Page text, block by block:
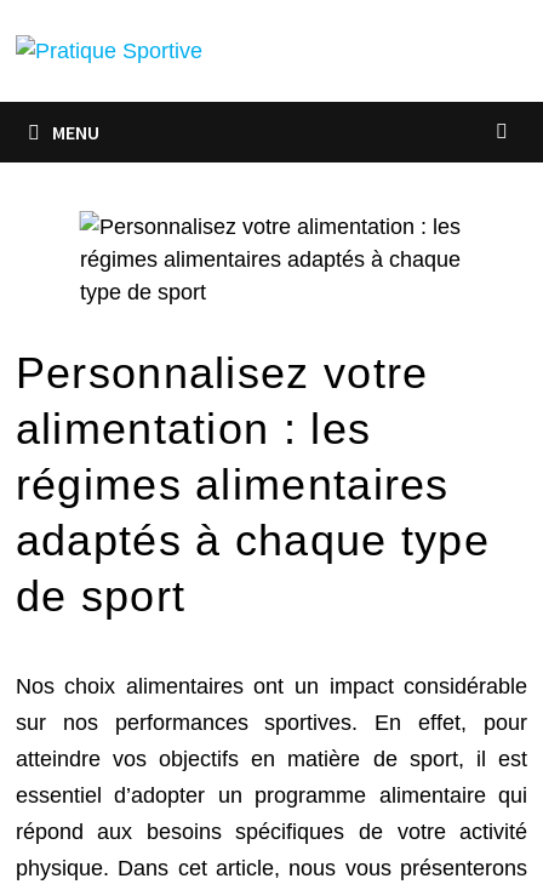
MENU
Personnalisez votre
alimentation : les
régimes alimentaires
adaptés à chaque type
de sport
Nos choix alimentaires ont un impact considérable
sur nos performances sportives. En effet, pour
atteindre vos objectifs en matière de sport, il est
essentiel d’adopter un programme alimentaire qui
répond aux besoins spécifiques de votre activité
physique. Dans cet article, nous vous présenterons